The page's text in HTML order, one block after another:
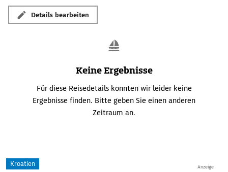
Details bearbeiten
Keine Ergebnisse
Für diese Reisedetails konnten wir leider keine
Ergebnisse finden. Bitte geben Sie einen anderen
Zeitraum an.
Anzeige
Kroatien